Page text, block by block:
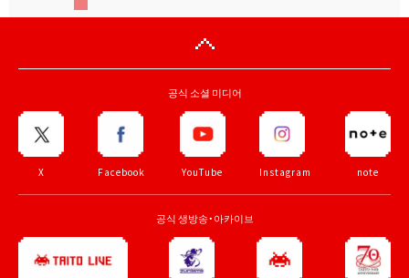
공식 소셜 미디어
X Facebook YouTube Instagram note
공식 생방송・아카이브